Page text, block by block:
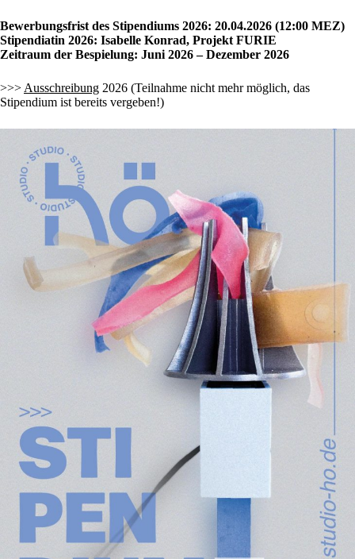
Bewerbungsfrist des Stipendiums 2026: 20.04.2026 (12:00 MEZ)
Stipendiatin 2026: Isabelle Konrad, Projekt FURIE
Zeitraum der Bespielung: Juni 2026 – Dezember 2026
>>> Ausschreibung 2026 (Teilnahme nicht mehr möglich, das
Stipendium ist bereits vergeben!)